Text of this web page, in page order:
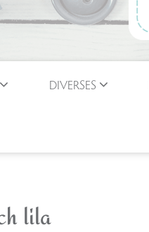
DIVERSES
lila